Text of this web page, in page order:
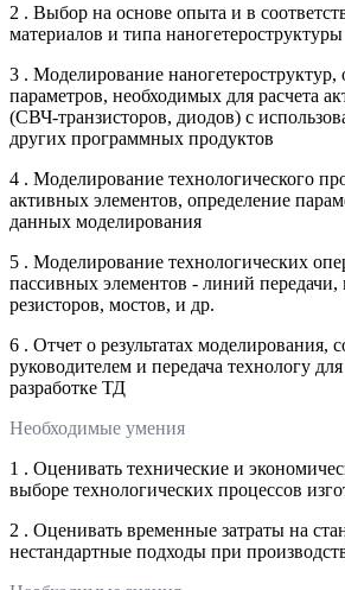
2 . Выбор на основе опыта и в
материалов и типа наногетероструктуры
3 . Моделирование наногетероструктур,
параметров, необходимых для расчета
(СВЧ-транзисторов, диодов) с
других программных продуктов
4 . Моделирование технологического
активных элементов, определение
данных моделирования
5 . Моделирование технологических
пассивных элементов - линий передачи,
резисторов, мостов, и др.
6 . Отчет о результатах моделирования,
руководителем и передача технологу
разработке ТД
Необходимые умения
1 . Оценивать технические и
выборе технологических процессов
2 . Оценивать временные затраты на
нестандартные подходы при